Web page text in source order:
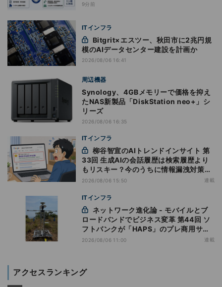
9分前
ITインフラ
模のAIデータセンター建設を計画か
2026/08/06 16:41
周辺機器
Synology、4GBメモリーで価格を抑え
たNAS新製品「DiskStation neo+」シ
リーズ
2026/08/06 16:35
ITインフラ
33回 生成AIの会話履歴は検索履歴より
もリスキー？今のうちに情報漏洩対策を
万全にしておこう
2026/08/06 15:50 連載
ITインフラ
ロードバンドでビジネス変革 第44回 ソ
フトバンクが「HAPS」のプレ商用サー
ビス開始を表明、本格的な商用展開のめ
2026/08/06 11:00 連載
アクセスランキング